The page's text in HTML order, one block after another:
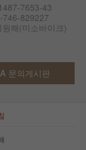
7653-43
746-829227
해(미소바이크)
문의게시판